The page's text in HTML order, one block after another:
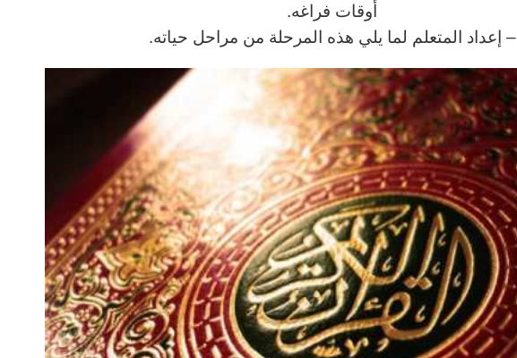
أوقات فراغه.
– إعداد المتعلم لما يلي هذه المرحلة من مراحل حياته.